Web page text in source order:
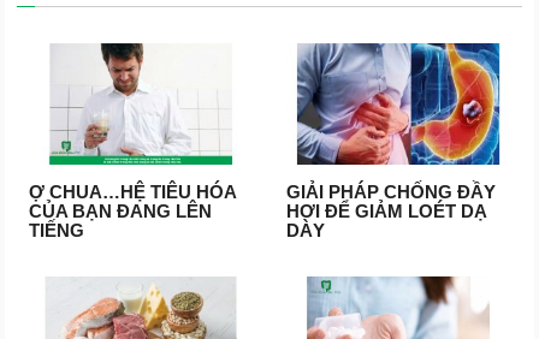
Ợ CHUA…HỆ TIÊU HÓA
CỦA BẠN ĐANG LÊN
TIẾNG
GIẢI PHÁP CHỐNG ĐẦY
HƠI ĐỂ GIẢM LOÉT DẠ
DÀY